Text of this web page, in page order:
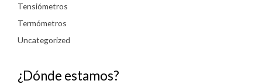
Tensiómetros
Termómetros
Uncategorized
¿Dónde estamos?